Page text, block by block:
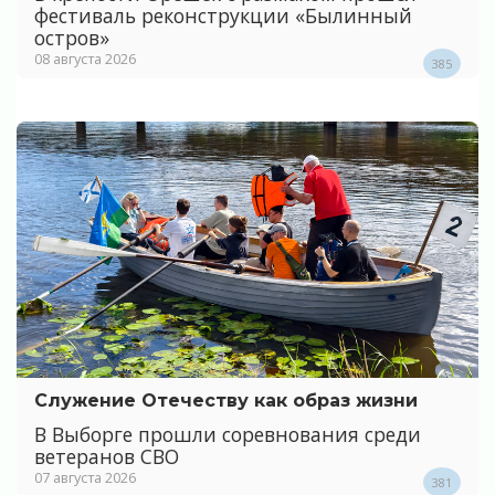
фестиваль реконструкции «Былинный
остров»
08 августа 2026 385
Служение Отечеству как образ жизни
В Выборге прошли соревнования среди
ветеранов СВО
07 августа 2026 381